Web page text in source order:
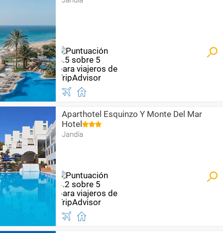
Aparthotel Esquinzo Y Monte Del Mar
Hotel
Jandía